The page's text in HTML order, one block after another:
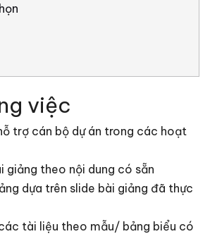
việc
trợ cán bộ dự án trong các hoạt
giảng theo nội dung có sẵn
dựa trên slide bài giảng đã thực
tài liệu theo mẫu/ bảng biểu có